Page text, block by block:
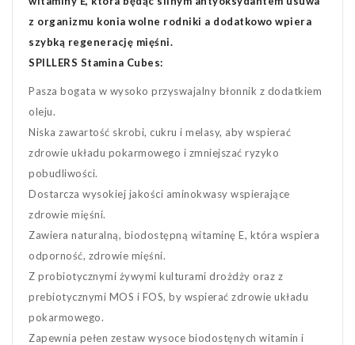
z organizmu konia wolne rodniki a dodatkowo wpiera
szybką regenerację mięśni.
SPILLERS Stamina Cubes:
Pasza bogata w wysoko przyswajalny błonnik z dodatkiem
oleju.
Niska zawartość skrobi, cukru i melasy, aby wspierać
zdrowie układu pokarmowego i zmniejszać ryzyko
pobudliwości.
Dostarcza wysokiej jakości aminokwasy wspierające
zdrowie mięśni.
Zawiera naturalną, biodostępną witaminę E, która wspiera
odporność, zdrowie mięśni.
Z probiotycznymi żywymi kulturami drożdży oraz z
prebiotycznymi MOS i FOS, by wspierać zdrowie układu
pokarmowego.
Zapewnia pełen zestaw wysoce biodostęnych witamin i